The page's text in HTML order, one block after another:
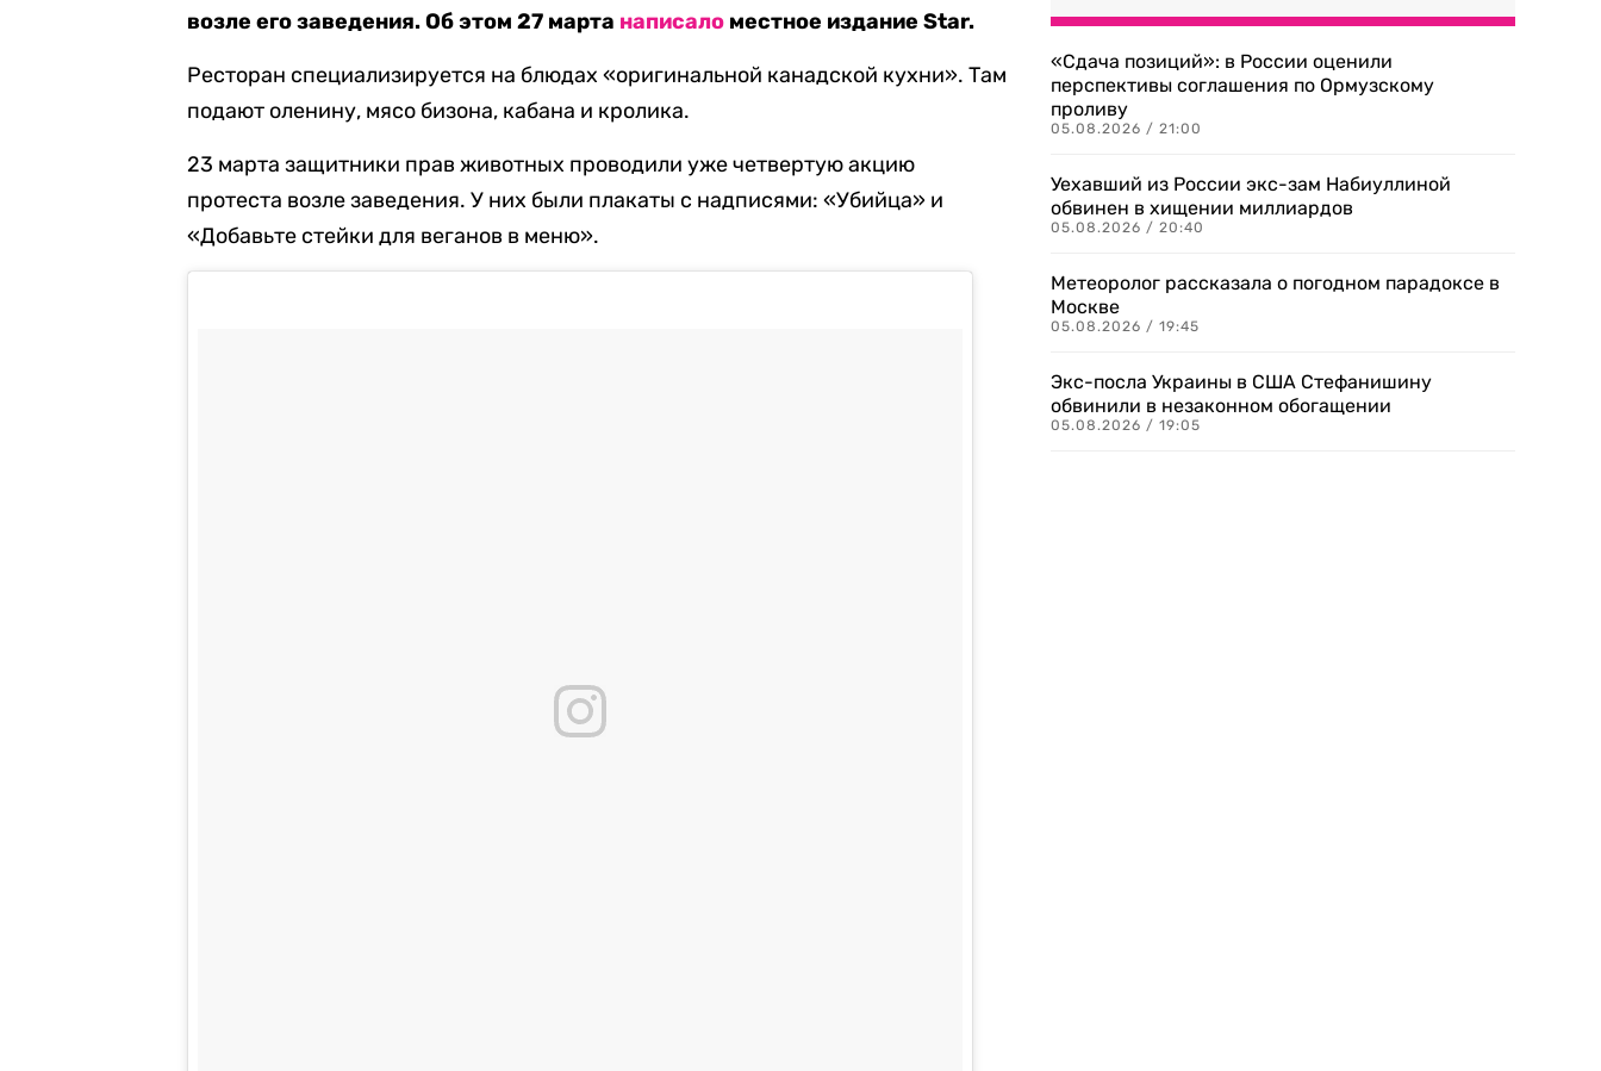
возле его заведения. Об этом 27 марта написало местное издание Star.
Ресторан специализируется на блюдах «оригинальной канадской кухни». Там
подают оленину, мясо бизона, кабана и кролика.
23 марта защитники прав животных проводили уже четвертую акцию
протеста возле заведения. У них были плакаты с надписями: «Убийца» и
«Добавьте стейки для веганов в меню».
«Сдача позиций»: в России оценили
перспективы соглашения по Ормузскому
проливу
05.08.2026 / 21:00
Уехавший из России экс-зам Набиуллиной
обвинен в хищении миллиардов
05.08.2026 / 20:40
Метеоролог рассказала о погодном парадоксе в
Москве
05.08.2026 / 19:45
Экс-посла Украины в США Стефанишину
обвинили в незаконном обогащении
05.08.2026 / 19:05